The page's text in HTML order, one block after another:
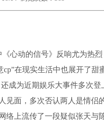
动的信号》反响尤为热烈
在现实生活中也展开了甜
成为近期娱乐大事件多次登
见面，多次否认两人是情侣
络上流传了一段疑似张天与